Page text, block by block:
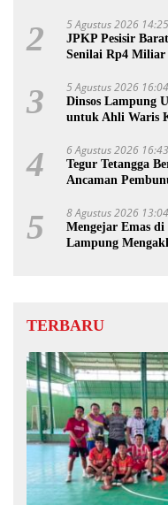
2 5 Agustus 2026 14:25
JPKP Pesisir
Senilai Rp4
3 5 Agustus 2026 16:04
Dinsos Lampung
untuk Ahli Waris
4 6 Agustus 2026 16:43
Tegur Tetangga
Ancaman
5 8 Agustus 2026 13:04
Mengejar Emas
Lampung
TERBARU